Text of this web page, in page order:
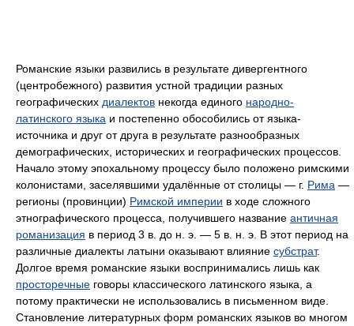
Романские языки развились в результате дивергентного
(центробежного) развития устной традиции разных
географических диалектов некогда единого народно-
латинского языка и постепенно обособились от языка-
источника и друг от друга в результате разнообразных
демографических, исторических и географических процессов.
Начало этому эпохальному процессу было положено римскими
колонистами, заселявшими удалённые от столицы — г. Рима —
регионы (провинции) Римской империи в ходе сложного
этнографического процесса, получившего название античная
романизация в период 3 в. до н. э. — 5 в. н. э. В этот период на
различные диалекты латыни оказывают влияние субстрат.
Долгое время романские языки воспринимались лишь как
просторечные говоры классического латинского языка, а
потому практически не использовались в письменном виде.
Становление литературных форм романских языков во многом